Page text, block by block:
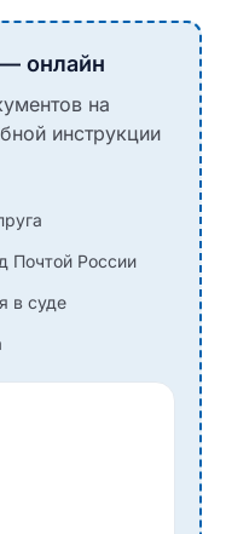
онлайн
на
инструкции
Почтой России
в суде